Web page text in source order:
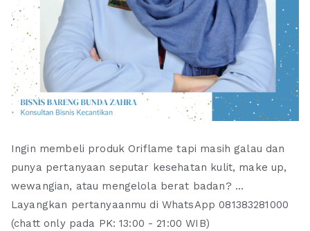
Ingin membeli produk Oriflame tapi masih galau dan
punya pertanyaan seputar kesehatan kulit, make up,
wewangian, atau mengelola berat badan? ...
Layangkan pertanyaanmu di WhatsApp 081383281000
(chatt only pada PK: 13:00 - 21:00 WIB)